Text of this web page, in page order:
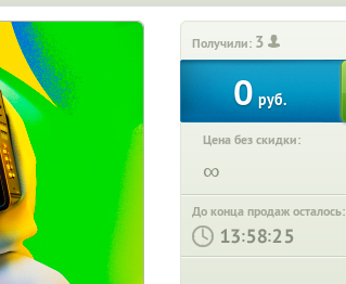
Получили: 3
0 руб.
Цена без скидки:
∞
До конца продаж осталось:
: :